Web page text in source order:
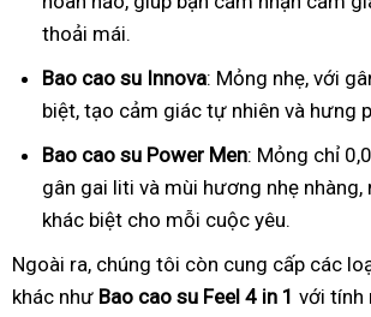
thoải mái.
Bao cao su Innova: Mỏng nhẹ, với
biệt, tạo cảm giác tự nhiên và hưng
Bao cao su Power Men: Mỏng chỉ
gân gai liti và mùi hương nhẹ
khác biệt cho mỗi cuộc yêu.
Ngoài ra, chúng tôi còn cung cấp các
khác như Bao cao su Feel 4 in 1 với tính